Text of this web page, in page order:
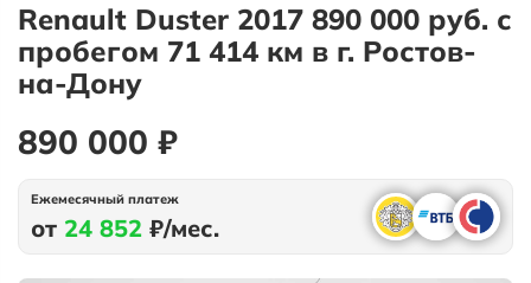
Renault Duster 2017 890 000 руб. с
пробегом 71 414 км в г. Ростов-
на-Дону
890 000 ₽
Ежемесячный платеж
от 24 852 ₽/мес.